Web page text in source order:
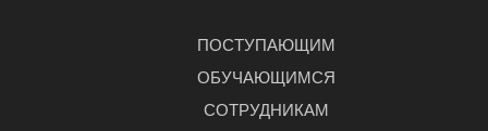
ПОСТУПАЮЩИМ
ОБУЧАЮЩИМСЯ
СОТРУДНИКАМ